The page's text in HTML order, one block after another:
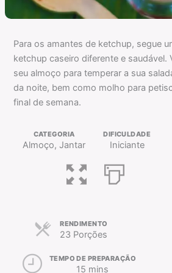
Para os amantes de ketchup, segue
ketchup caseiro diferente e saudável.
seu almoço para temperar a sua
da noite, bem como molho para
final de semana.
CATEGORIA
Almoço, Jantar
DIFICULDADE
Iniciante
RENDIMENTO
23 Porções
TEMPO DE PREPARAÇÃO
15 mins